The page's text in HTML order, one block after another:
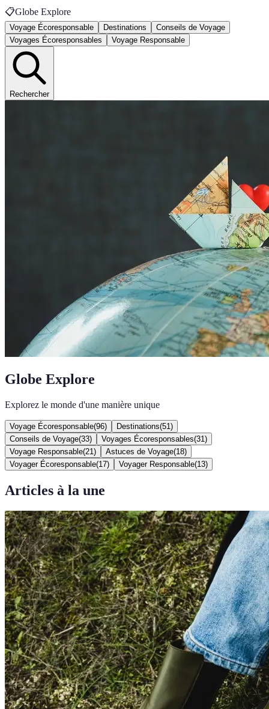
📋Globe Explore
Voyage Écoresponsable Destinations
Conseils de Voyage
Voyages Écoresponsables
Voyage Responsable
Rechercher
Globe Explore
Explorez le monde d'une manière unique
Voyage Écoresponsable(96) Destinations(51 )
Conseils de Voyage(33) Voyages Écoresponsables(31 )
Voyage Responsable(21 ) Astuces de Voyage(18)
Voyager Écoresponsable(17) Voyager Responsable(13)
Articles à la une